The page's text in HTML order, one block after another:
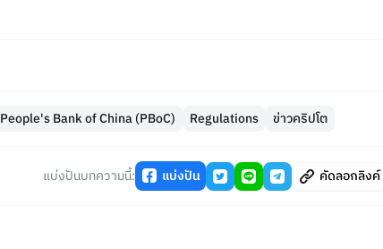
People's Bank of China (PBoC) Regulations ข่าวคริปโต
แบ่งปันบทความนี้: แบ่งปัน คัดลอกลิงค์